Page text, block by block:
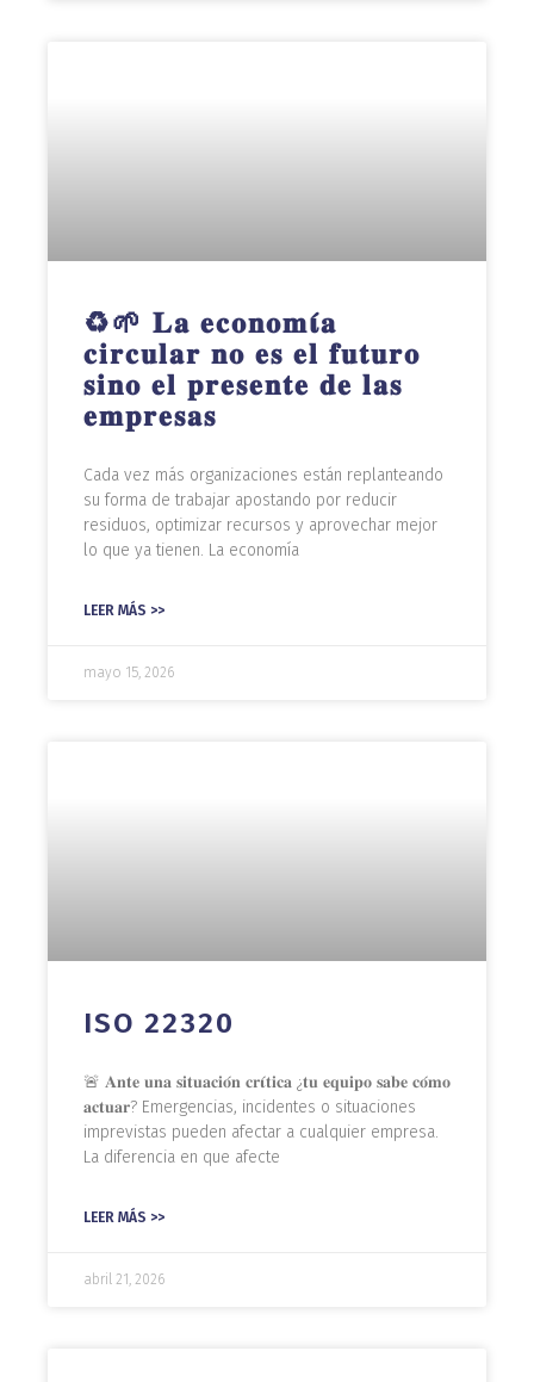
♻️🌱 𝐋𝐚 𝐞𝐜𝐨𝐧𝐨𝐦𝛊́𝐚
𝐜𝐢𝐫𝐜𝐮𝐥𝐚𝐫 𝐧𝐨 𝐞𝐬 𝐞𝐥 𝐟𝐮𝐭𝐮𝐫𝐨
𝐬𝐢𝐧𝐨 𝐞𝐥 𝐩𝐫𝐞𝐬𝐞𝐧𝐭𝐞 𝐝𝐞 𝐥𝐚𝐬
𝐞𝐦𝐩𝐫𝐞𝐬𝐚𝐬
Cada vez más organizaciones están replanteando
su forma de trabajar apostando por reducir
residuos, optimizar recursos y aprovechar mejor
lo que ya tienen. La economía
LEER MÁS >>
mayo 15, 2026
ISO 22320
🚨 𝐀𝐧𝐭𝐞 𝐮𝐧𝐚 𝐬𝐢𝐭𝐮𝐚𝐜𝐢𝐨́𝐧 𝐜𝐫𝛊́𝐭𝐢𝐜𝐚 ¿𝐭𝐮 𝐞𝐪𝐮𝐢𝐩𝐨 𝐬𝐚𝐛𝐞 𝐜𝐨́𝐦𝐨
𝐚𝐜𝐭𝐮𝐚𝐫? Emergencias, incidentes o situaciones
imprevistas pueden afectar a cualquier empresa.
La diferencia en que afecte
LEER MÁS >>
abril 21, 2026